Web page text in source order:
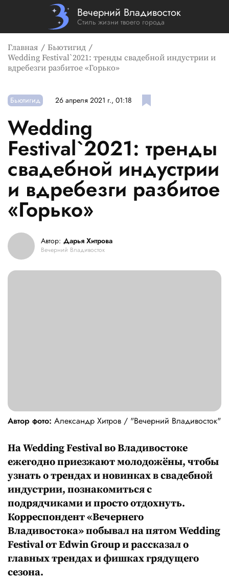
Вечерний Владивосток
Стиль жизни твоего города
Главная
Бьютигид
Wedding Festival`2021: тренды свадебной индустрии и
вдребезги разбитое «Горько»
Бьютигид 26 апреля 2021 г., 01:18
Wedding
Festival`2021: тренды
свадебной индустрии
и вдребезги разбитое
«Горько»
Автор: Дарья Хитрова
Вечерний Владивосток
Автор фото: Александр Хитров / "Вечерний Владивосток"
На WeddingFestival во Владивостоке
ежегодно приезжают молодожёны, чтобы
узнать о трендах и новинках в свадебной
индустрии, познакомиться с
подрядчиками и просто отдохнуть.
Корреспондент «Вечернего
Владивостока» побывал на пятомWedding
Festival отEdwinGroupи рассказал о
главных трендах и фишках грядущего
сезона.